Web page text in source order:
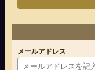
メールアドレス